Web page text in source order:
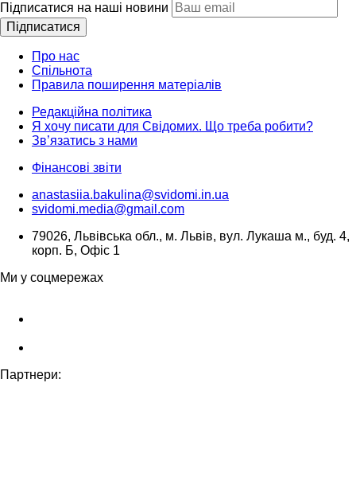
Підписатися на наші новини
Підписатися
Про нас
Спільнота
Правила поширення матеріалів
Редакційна політика
Я хочу писати для Свідомих. Що треба робити?
Зв’язатись з нами
Фінансові звіти
anastasiia.bakulina@svidomi.in.ua
svidomi.media@gmail.com
79026, Львівська обл., м. Львів, вул. Лукаша м., буд. 4,
корп. Б, Офіс 1
Ми у соцмережах
Партнери: